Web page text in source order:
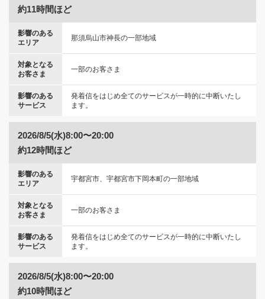
約11時間ほど
影響のある
エリア
那須烏山市神長の一部地域
対象となる
お客さま
一部のお客さま
影響のある
サービス
発着信をはじめ全てのサービスが一時的に中断いたし
ます。
2026/8/5(水)8:00〜20:00
約12時間ほど
影響のある
エリア
宇都宮市、宇都宮市下岡本町の一部地域
対象となる
お客さま
一部のお客さま
影響のある
サービス
発着信をはじめ全てのサービスが一時的に中断いたし
ます。
2026/8/5(水)8:00〜20:00
約10時間ほど